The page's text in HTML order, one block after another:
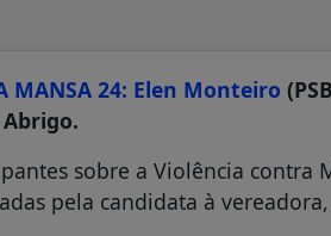
MANSA 24: Elen Monteiro
sobre a Violência contra
pela candidata à